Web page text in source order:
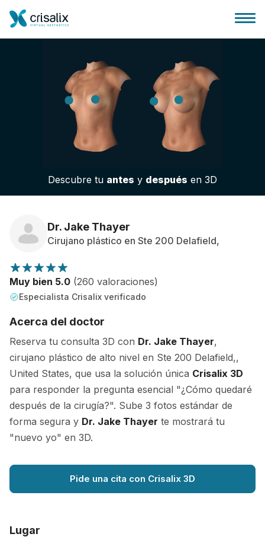
Página de inicio
Plataforma 3D de negocio
Planes y Precios
Reseñas de pacientes
Descubre tu antes y después en 3D
Dr. Jake Thayer
Cirujano plástico en Ste 200 Delafield,
Muy bien 5.0 (260 valoraciones)
Especialista Crisalix verificado
Acerca del doctor
Reserva tu consulta 3D con Dr. Jake Thayer,
cirujano plástico de alto nivel en Ste 200 Delafield,,
United States, que usa la solución única Crisalix 3D
para responder la pregunta esencial "¿Cómo quedaré
después de la cirugía?". Sube 3 fotos estándar de
forma segura y Dr. Jake Thayer te mostrará tu
"nuevo yo" en 3D.
Pide una cita con Crisalix 3D
Lugar